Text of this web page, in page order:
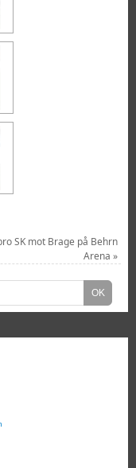
SK mot Brage på Behrn
Arena»